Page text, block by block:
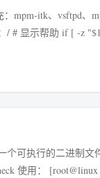
mpm-itk、vsftpd、
个可执行的二进制文